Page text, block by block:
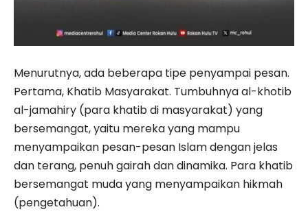
Menurutnya, ada beberapa tipe penyampai pesan.
Pertama, Khatib Masyarakat. Tumbuhnya al-khotib
al-jamahiry (para khatib di masyarakat) yang
bersemangat, yaitu mereka yang mampu
menyampaikan pesan-pesan Islam dengan jelas
dan terang, penuh gairah dan dinamika. Para khatib
bersemangat muda yang menyampaikan hikmah
(pengetahuan).